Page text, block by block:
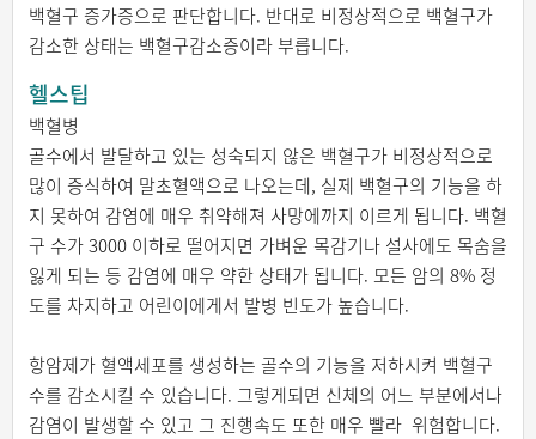
백혈구 증가증으로 판단합니다. 반대로 비정상적으로 백혈구가
감소한 상태는 백혈구감소증이라 부릅니다.
헬스팁
백혈병
골수에서 발달하고 있는 성숙되지 않은 백혈구가 비정상적으로
많이 증식하여 말초혈액으로 나오는데, 실제 백혈구의 기능을 하
지 못하여 감염에 매우 취약해져 사망에까지 이르게 됩니다. 백혈
구 수가 3000 이하로 떨어지면 가벼운 목감기나 설사에도 목숨을
잃게 되는 등 감염에 매우 약한 상태가 됩니다. 모든 암의 8% 정
도를 차지하고 어린이에게서 발병 빈도가 높습니다.
항암제가 혈액세포를 생성하는 골수의 기능을 저하시켜 백혈구
수를 감소시킬 수 있습니다. 그렇게되면 신체의 어느 부분에서나
감염이 발생할 수 있고 그 진행속도 또한 매우 빨라 위험합니다.